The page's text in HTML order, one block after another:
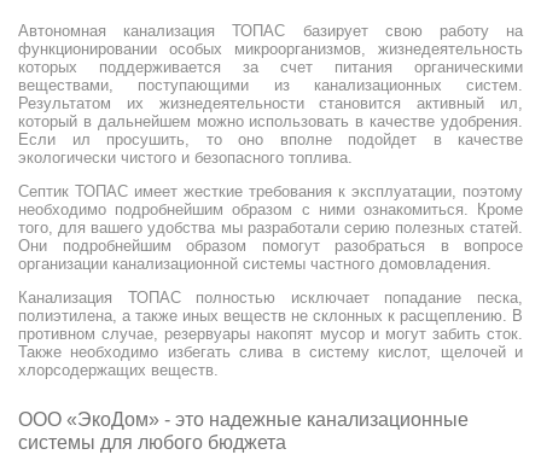
Автономная канализация ТОПАС базирует свою работу на
функционировании особых микроорганизмов, жизнедеятельность
которых поддерживается за счет питания органическими
веществами, поступающими из канализационных систем.
Результатом их жизнедеятельности становится активный ил,
который в дальнейшем можно использовать в качестве удобрения.
Если ил просушить, то оно вполне подойдет в качестве
экологически чистого и безопасного топлива.
Септик ТОПАС имеет жесткие требования к эксплуатации, поэтому
необходимо подробнейшим образом с ними ознакомиться. Кроме
того, для вашего удобства мы разработали серию полезных статей.
Они подробнейшим образом помогут разобраться в вопросе
организации канализационной системы частного домовладения.
Канализация ТОПАС полностью исключает попадание песка,
полиэтилена, а также иных веществ не склонных к расщеплению. В
противном случае, резервуары накопят мусор и могут забить сток.
Также необходимо избегать слива в систему кислот, щелочей и
хлорсодержащих веществ.
ООО «ЭкоДом» - это надежные канализационные
системы для любого бюджета